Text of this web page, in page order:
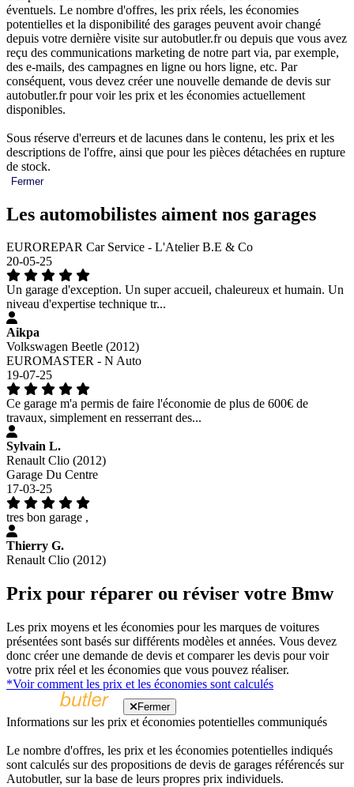
éventuels. Le nombre d'offres, les prix réels, les économies
potentielles et la disponibilité des garages peuvent avoir changé
depuis votre dernière visite sur autobutler.fr ou depuis que vous avez
reçu des communications marketing de notre part via, par exemple,
des e-mails, des campagnes en ligne ou hors ligne, etc. Par
conséquent, vous devez créer une nouvelle demande de devis sur
autobutler.fr pour voir les prix et les économies actuellement
disponibles.
Sous réserve d'erreurs et de lacunes dans le contenu, les prix et les
descriptions de l'offre, ainsi que pour les pièces détachées en rupture
de stock.
Fermer
Les automobilistes aiment nos garages
EUROREPAR Car Service - L'Atelier B.E & Co
20-05-25
Un garage d'exception. Un super accueil, chaleureux et humain. Un
niveau d'expertise technique tr...
Aikpa
Volkswagen Beetle (2012)
EUROMASTER - N Auto
19-07-25
Ce garage m'a permis de faire l'économie de plus de 600€ de
travaux, simplement en resserrant des...
Sylvain L.
Renault Clio (2012)
Garage Du Centre
17-03-25
tres bon garage ,
Thierry G.
Renault Clio (2012)
Prix pour réparer ou réviser votre Bmw
Les prix moyens et les économies pour les marques de voitures
présentées sont basés sur différents modèles et années. Vous devez
donc créer une demande de devis et comparer les devis pour voir
votre prix réel et les économies que vous pouvez réaliser.
*Voir comment les prix et les économies sont calculés
Fermer
Informations sur les prix et économies potentielles communiqués
Le nombre d'offres, les prix et les économies potentielles indiqués
sont calculés sur des propositions de devis de garages référencés sur
Autobutler, sur la base de leurs propres prix individuels.